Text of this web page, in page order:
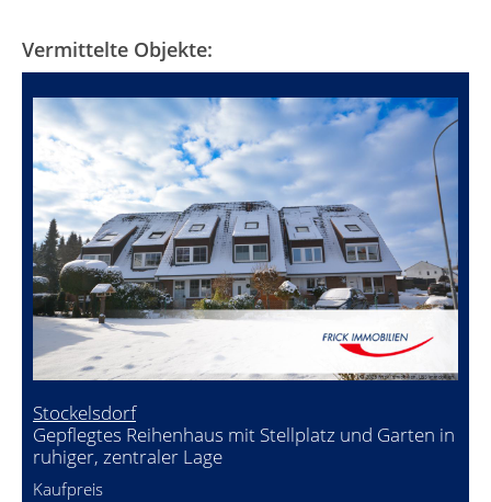
Vermittelte Objekte:
Stockelsdorf
Gepflegtes Reihenhaus mit Stellplatz und Garten in
ruhiger, zentraler Lage
Kaufpreis